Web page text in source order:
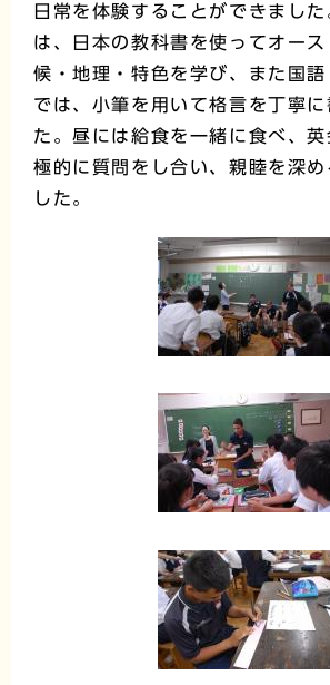
日常を体験することができまし
は、日本の教科書を使ってオー
候・地理・特色を学び、また国
では、小筆を用いて格言を丁寧
た。昼には給食を一緒に食べ、
極的に質問をし合い、親睦を深
した。